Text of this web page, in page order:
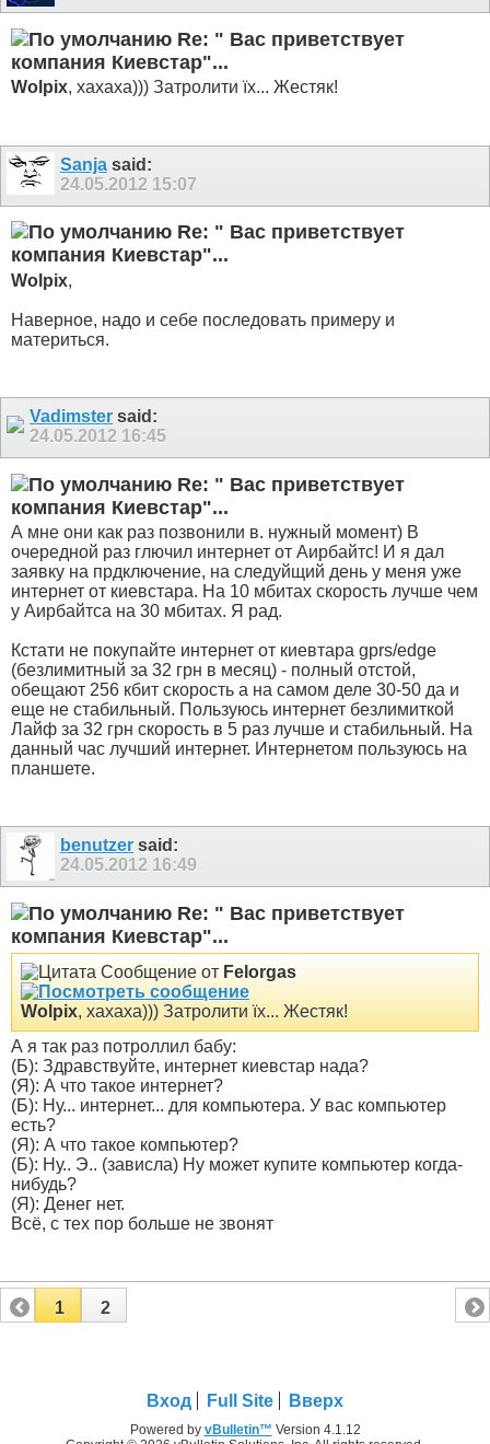
Re: " Вас приветствует
компания Киевстар"...
Wolpix, хахаха))) Затролити їх... Жестяк!
Sanja said:
24.05.2012 15:07
Re: " Вас приветствует
компания Киевстар"...
Wolpix,
Наверное, надо и себе последовать примеру и
материться.
Vadimster said:
24.05.2012 16:45
Re: " Вас приветствует
компания Киевстар"...
А мне они как раз позвонили в. нужный момент) В
очередной раз глючил интернет от Аирбайтс! И я дал
заявку на прдключение, на следуйщий день у меня уже
интернет от киевстара. На 10 мбитах скорость лучше чем
у Аирбайтса на 30 мбитах. Я рад.
Кстати не покупайте интернет от киевтара gprs/edge
(безлимитный за 32 грн в месяц) - полный отстой,
обещают 256 кбит скорость а на самом деле 30-50 да и
еще не стабильный. Пользуюсь интернет безлимиткой
Лайф за 32 грн скорость в 5 раз лучше и стабильный. На
данный час лучший интернет. Интернетом пользуюсь на
планшете.
benutzer said:
24.05.2012 16:49
Re: " Вас приветствует
компания Киевстар"...
Сообщение от Felorgas
Wolpix, хахаха))) Затролити їх... Жестяк!
А я так раз потроллил бабу:
(Б): Здравствуйте, интернет киевстар нада?
(Я): А что такое интернет?
(Б): Ну... интернет... для компьютера. У вас компьютер
есть?
(Я): А что такое компьютер?
(Б): Ну.. Э.. (зависла) Ну может купите компьютер когда-
нибудь?
(Я): Денег нет.
Всё, с тех пор больше не звонят
1 2
Вход Full Site Вверх
Powered by vBulletin™ Version 4.1.12